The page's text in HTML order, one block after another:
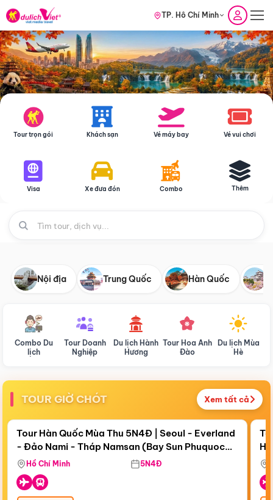
TP. Hồ Chí Minh
Tour trọn gói Khách sạn Vé máy bay Vé vui chơi
Visa Xe đưa đón Combo Thêm
Nội địa Trung Quốc Hàn Quốc
Combo Du
lịch
Tour Doanh
Nghiệp
Du lịch Hành
Hương
Tour Hoa Anh
Đào
Du lịch Mùa
Hè
TOUR GIỜ CHÓT Xem tất cả
Còn17 ngày 22:58:12
Bay Sun Phuquoc Airways
Điểm nổi bật
Tour Hàn Quốc Mùa Thu 5N4Đ | Seoul - Everland
- Đảo Nami - Tháp Namsan (Bay Sun Phuquoc
Airways)
Hồ Chí Minh 5N4Đ